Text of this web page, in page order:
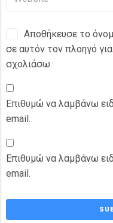
Αποθήκευσε το
σε αυτόν τον πλοηγό
σχολιάσω.
Επιθυμώ να λαμβάνω
email.
Επιθυμώ να λαμβάνω
email.